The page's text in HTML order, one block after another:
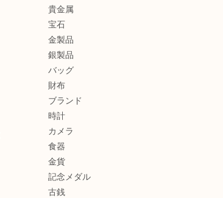
貴金属
宝石
金製品
銀製品
バッグ
財布
ブランド
時計
カメラ
食器
金貨
記念メダル
古銭